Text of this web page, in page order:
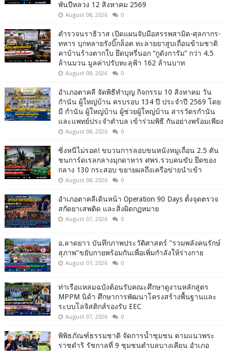
พันปีหลวง 12 สิงหาคม 2569
August 08, 2026 0
ตำรวจนราธิวาส เปิดแผนจับมือสรรพสามิต-ศุลกากร-
ทหาร บุกทลายรังบิ๊กล็อต ทะลายยาสูบเถื่อนข้ามชาติ
คาบ้านร้างตากใบ ยึดบุหรี่นอก “กูดังการัม” กว่า 4.5
ล้านมวน มูลค่าปรับทะลุฟ้า 162 ล้านบาท
August 08, 2026 0
อำเภอตาคลี จัดพิธีทำบุญ กิจกรรม 10 สิงหาคม วัน
กำนัน ผู้ใหญ่บ้าน ครบรอบ 134 ปี ประจำปี 2569 โดย
มี กำนัน ผู้ใหญ่บ้าน ผู้ช่วยผู้ใหญ่บ้าน สารวัตรกำนัน
และแพทย์ประจำตำบล เข้าร่วมพิธี กันอย่างพร้อมเพียง
August 08, 2026 0
ซิ่งหนีไม่รอด! ขบวนการลอบขนหนังหมูเถื่อน 2.5 ตัน
ชนการ์ดเรลกลางมุกดาหาร ศพร.รวบคนขับ ยึดของ
กลาง 130 กระสอบ ขยายผลถึงเครือข่ายนำเข้า
August 08, 2026 0
อำเภอตาคลีเดินหน้า Operation 90 Days ตั้งจุดตรวจ
สกัดยาเสพติด และสิ่งผิดกฏหมาย
August 07, 2026 0
อ.ลาดยาว บันทึกภาพประวัติศาสตร์ "รวมพลังคนรักษ์
สุภาพ"ขยับกายพร้อมกันเพื่อเพิ่มกำลังให้ร่างกาย
August 07, 2026 0
ท่าเรือแหลมฉบังต้อนรับคณะศึกษาดูงานหลักสูตร
MPPM นิด้า ศึกษาการพัฒนาโครงสร้างพื้นฐานและ
ระบบโลจิสติกส์รองรับ EEC
August 07, 2026 0
พิพิธภัณฑ์ธรรมชาติ จัดการน้ำชุมชน ตามแนวพระ
ราชดำริ รัชกาลที่ 9 ชุมชนตำบลบางเคียน อำเภอ